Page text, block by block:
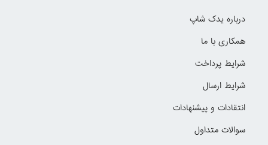
درباره یدک شاپ
همکاری با ما
شرایط پرداخت
شرایط ارسال
انتقادات و پیشنهادات
سوالات متداول